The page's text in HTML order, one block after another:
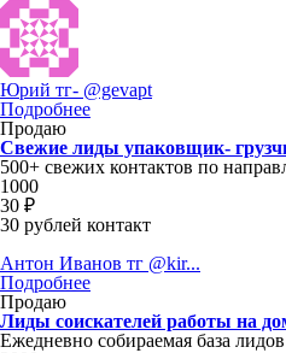
Юрий тг- @gevapt
Подробнее
Продаю
Свежие лиды упаковщик-
500+ свежих контактов по
1000
30 ₽
30 рублей контакт
Антон Иванов тг @kir...
Подробнее
Продаю
Лиды соискателей работы на
Ежедневно собираемая база